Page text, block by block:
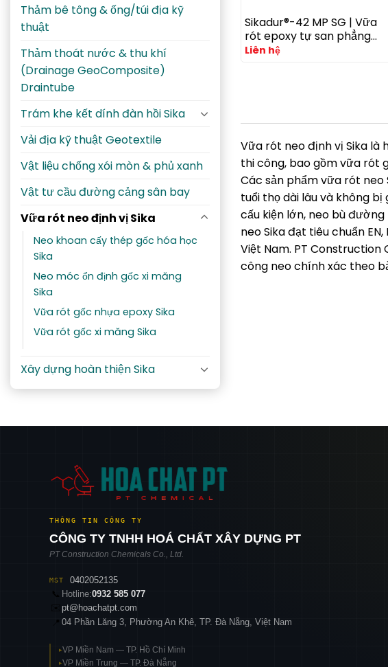
Thảm bê tông & ống/túi địa kỹ
thuật
Thảm thoát nước & thu khí
(Drainage GeoComposite)
Draintube
Trám khe kết dính đàn hồi Sika
Vải địa kỹ thuật Geotextile
Vật liệu chống xói mòn & phủ xanh
Vật tư cầu đường cảng sân bay
Vữa rót neo định vị Sika
Neo khoan cấy thép gốc hóa học
Sika
Neo móc ổn định gốc xi măng
Sika
Vữa rót gốc nhựa epoxy Sika
Vữa rót gốc xi măng Sika
Xây dựng hoàn thiện Sika
Sikadur®-42 MP SG | Vữa
rót epoxy tự san phẳng
cường độ cao cho bệ máy
Liên hệ
Vữa rót neo định vị Sika là
thi công, bao gồm vữa rót
Các sản phẩm vữa rót
tuổi thọ dài lâu và không
cấu kiện lớn, neo bù
neo Sika đạt tiêu chuẩn
Việt Nam. PT
công neo chính xác theo
THÔNG TIN CÔNG TY
CÔNG TY TNHH HOÁ CHẤT XÂY DỰNG PT
PT Construction Chemicals Co., Ltd.
MST
0402052135
📞 Hotline:0932 585 077
✉️
pt@hoachatpt.com
📍 04 Phần Lăng 3, Phường An Khê, TP. Đà Nẵng, Việt Nam
▸VP Miền Nam — TP. Hồ Chí Minh
▸VP Miền Trung — TP. Đà Nẵng